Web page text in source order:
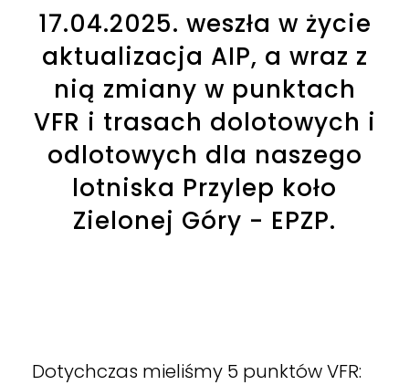
17.04.2025. weszła w życie
aktualizacja AIP, a wraz z
nią zmiany w punktach
VFR i trasach dolotowych i
odlotowych dla naszego
lotniska Przylep koło
Zielonej Góry - EPZP.
Dotychczas mieliśmy 5 punktów VFR: